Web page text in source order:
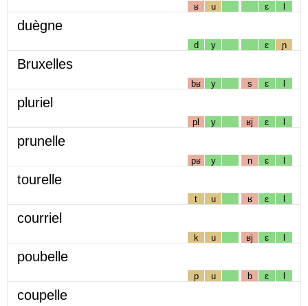
ʁ u ɛ l
duègne
d y ɛ ɲ
Bruxelles
bʁ y s ɛ l
pluriel
pl y ʁj ɛ l
prunelle
pʁ y n ɛ l
tourelle
t u ʁ ɛ l
courriel
k u ʁj ɛ l
poubelle
p u b ɛ l
coupelle